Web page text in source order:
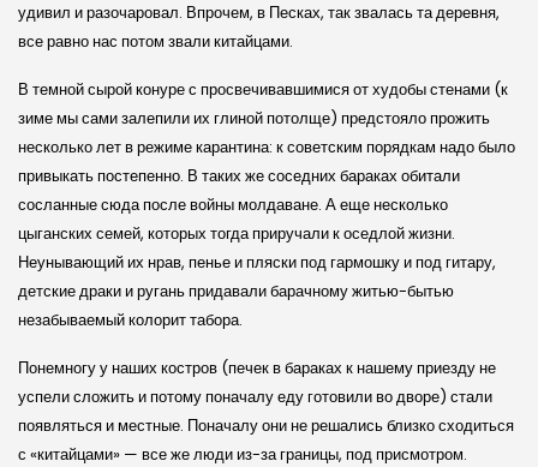
удивил и разочаровал. Впрочем, в Песках, так звалась та деревня,
все равно нас потом звали китайцами.
В темной сырой конуре с просвечивавшимися от худобы стенами (к
зиме мы сами залепили их глиной потолще) предстояло прожить
несколько лет в режиме карантина: к советским порядкам надо было
привыкать постепенно. В таких же соседних бараках обитали
сосланные сюда после войны молдаване. А еще несколько
цыганских семей, которых тогда приручали к оседлой жизни.
Неунывающий их нрав, пенье и пляски под гармошку и под гитару,
детские драки и ругань придавали барачному житью-бытью
незабываемый колорит табора.
Понемногу у наших костров (печек в бараках к нашему приезду не
успели сложить и потому поначалу еду готовили во дворе) стали
появляться и местные. Поначалу они не решались близко сходиться
с «китайцами» — все же люди из-за границы, под присмотром.